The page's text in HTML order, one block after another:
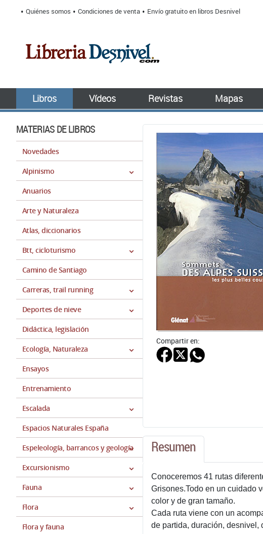
Quiénes somos Condiciones de venta Envío gratuito en libros Desnivel
Libros Vídeos Revistas Mapas
MATERIAS DE LIBROS
Novedades
Alpinismo
Anuarios
Arte y Naturaleza
Atlas, diccionarios
Btt, cicloturismo
Camino de Santiago
Carreras, trail running
Deportes de nieve
Didáctica, legislación
Ecología, Naturaleza
Ensayos
Entrenamiento
Escalada
Espacios Naturales España
Espeleología, barrancos y geología
Excursionismo
Fauna
Flora
Flora y fauna
Compartir en:
Resumen
Conoceremos 41 rutas
Grisones.Todo en un cuidado
color y de gran tamaño.
Cada ruta viene con un
de partida, duración, desnivel,